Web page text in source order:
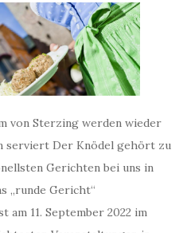
von Sterzing werden wieder
serviert Der Knödel gehört zu
Gerichten bei uns in
„runde Gericht“
11. September 2022 im